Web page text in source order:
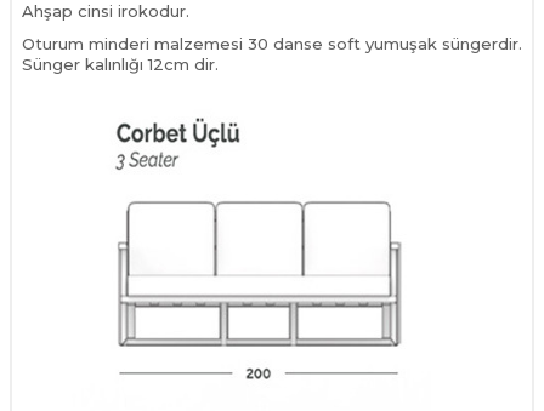
Ahşap cinsi irokodur.
Oturum minderi malzemesi 30 danse soft yumuşak süngerdir.
Sünger kalınlığı 12cm dir.